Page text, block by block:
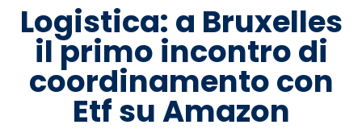
Logistica: a Bruxelles
il primo incontro di
coordinamento con
Etf su Amazon